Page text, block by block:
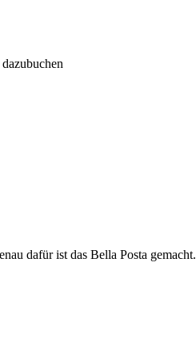
dafür ist das Bella Posta gemacht.